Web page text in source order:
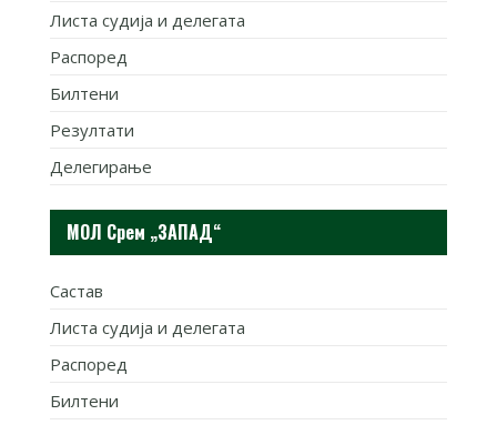
Листа судија и делегата
Распоред
Билтени
Резултати
Делегирање
МОЛ Срем „ЗАПАД“
Састав
Листа судија и делегата
Распоред
Билтени